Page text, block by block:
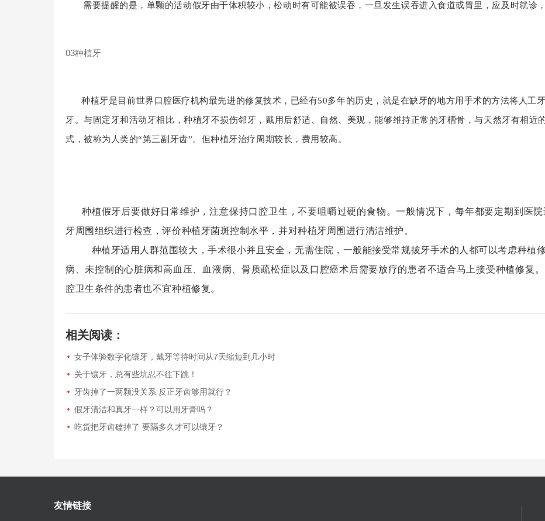
需要提醒的是，单颗的活动假牙由于体积较小，松动时有可能被误吞，一旦发生误吞进入食道或胃里，应及时就诊
03种植牙
种植牙是目前世界口腔医疗机构最先进的修复技术，已经有50多年的历史，就是在缺牙的地方用手术的方法将人工
牙。与固定牙和活动牙相比，种植牙不损伤邻牙，戴用后舒适、自然、美观，能够维持正常的牙槽骨，与天然牙有相近
式，被称为人类的“第三副牙齿”。但种植牙治疗周期较长，费用较高。
种植假牙后要做好日常维护，注意保持口腔卫生，不要咀嚼过硬的食物。一般情况下，每年都要定期到医
牙周围组织进行检查，评价种植牙菌斑控制水平，并对种植牙周围进行清洁维护。
种植牙适用人群范围较大，手术很小并且安全，无需住院，一般能接受常规拔牙手术的人都可以考虑种植
病、未控制的心脏病和高血压、血液病、骨质疏松症以及口腔癌术后需要放疗的患者不适合马上接受种植修复
腔卫生条件的患者也不宜种植修复。
相关阅读：
女子体验数字化镶牙，戴牙等待时间从7天缩短到几小时
关于镶牙，总有些坑忍不往下跳！
牙齿掉了一两颗没关系 反正牙齿够用就行？
假牙清洁和真牙一样？可以用牙膏吗？
吃货把牙齿磕掉了 要隔多久才可以镶牙？
友情链接